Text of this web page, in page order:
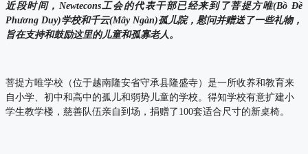
近段时间，Newtecons工会的代表干部已经来到了菩提方唯(Bồ Đề
Phương Duy)学校和千云(Mây Ngàn)孤儿院，慰问并赠送了一些礼物，
旨在支持和鼓励这里的儿童和孤寡老人。
菩提方唯学校（位于越南隆安省守承县隆盛寺）是一所收养和教育来
自小学、初中和高中的孤儿和弱势儿童的学校。得知学校有意扩建小
学生教学楼，慈善队伍亲自到场，捐赠了100套适合尺寸的新桌椅。